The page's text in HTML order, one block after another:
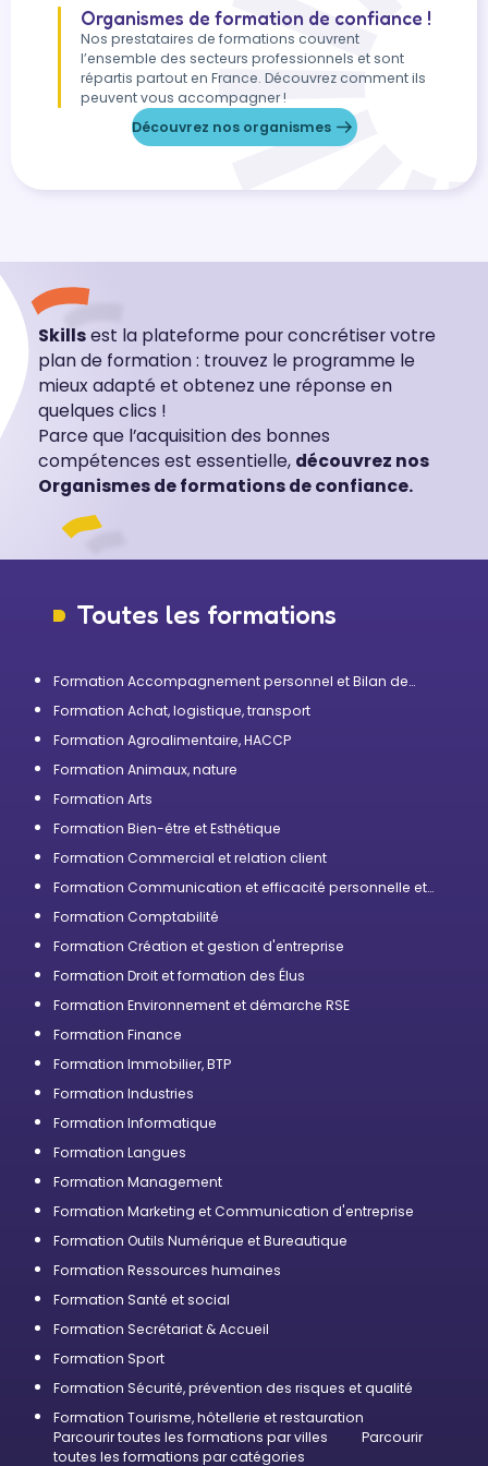
Organismes de formation de confiance !
Nos prestataires de formations couvrent
l’ensemble des secteurs professionnels et sont
répartis partout en France. Découvrez comment ils
peuvent vous accompagner !
Découvrez nos organismes
Skillsest la plateforme pour concrétiser votre
plan de formation : trouvez le programme le
mieux adapté et obtenez une réponse en
quelques clics !
Parce que l’acquisition des bonnes
compétences est essentielle, découvrez nos
Organismes de formations de confiance.
Toutes les formations
Formation Accompagnement personnel et Bilan de
Formation Achat, logistique, transport
Formation Agroalimentaire, HACCP
Formation Animaux, nature
Formation Arts
Formation Bien-être et Esthétique
Formation Commercial et relation client
Formation Communication et efficacité personnelle et
Formation Comptabilité
Formation Création et gestion d'entreprise
Formation Droit et formation des Élus
Formation Environnement et démarche RSE
Formation Finance
Formation Immobilier, BTP
Formation Industries
Formation Informatique
Formation Langues
Formation Management
Formation Marketing et Communication d'entreprise
Formation Outils Numérique et Bureautique
Formation Ressources humaines
Formation Santé et social
Formation Secrétariat & Accueil
Formation Sport
Formation Sécurité, prévention des risques et qualité
Formation Tourisme, hôtellerie et restauration
Parcourir toutes les formations par villes
Parcourir
toutes les formations par catégories